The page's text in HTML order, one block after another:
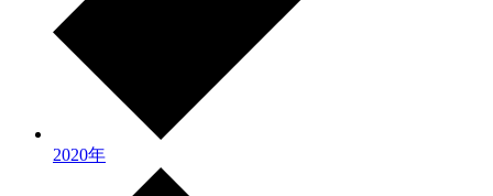
2020年